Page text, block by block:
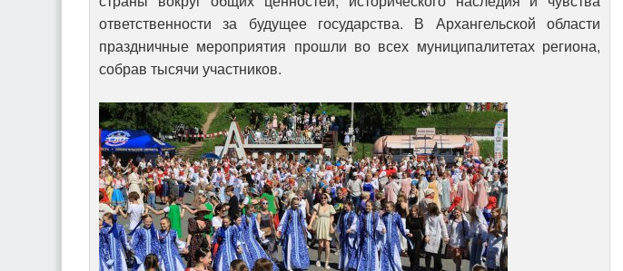
ответственности за будущее государства. В Архангельской области
праздничные мероприятия прошли во всех муниципалитетах региона,
собрав тысячи участников.